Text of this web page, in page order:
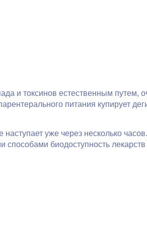
и токсинов естественным путем,
питания купирует
уже через несколько
биодоступность